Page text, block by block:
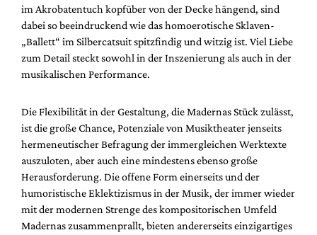
im Akrobatentuch kopfüber von der Decke hängend, sind
dabei so beeindruckend wie das homoerotische Sklaven-
„Ballett“ im Silbercatsuit spitzfindig und witzig ist. Viel Liebe
zum Detail steckt sowohl in der Inszenierung als auch in der
musikalischen Performance.
Die Flexibilität in der Gestaltung, die Madernas Stück zulässt,
ist die große Chance, Potenziale von Musiktheater jenseits
hermeneutischer Befragung der immergleichen Werktexte
auszuloten, aber auch eine mindestens ebenso große
Herausforderung. Die offene Form einerseits und der
humoristische Eklektizismus in der Musik, der immer wieder
mit der modernen Strenge des kompositorischen Umfeld
Madernas zusammenprallt, bieten andererseits einzigartiges